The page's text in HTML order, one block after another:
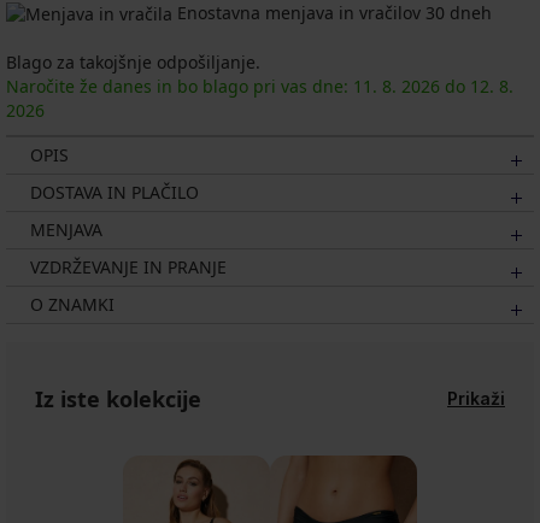
Enostavna menjava in vračilov 30 dneh
Blago za takojšnje odpošiljanje.
Naročite že danes in bo blago pri vas dne: 11. 8. 2026 do 12. 8.
2026
OPIS
DOSTAVA IN PLAČILO
MENJAVA
VZDRŽEVANJE IN PRANJE
O ZNAMKI
Iz iste kolekcije Prikaži